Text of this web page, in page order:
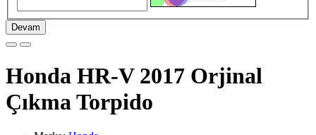
Devam
Honda HR-V 2017 Orjinal
Çıkma Torpido